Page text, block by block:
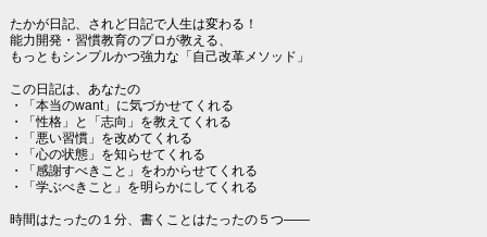
たかが日記、されど日記で人生は変わる！
能力開発・習慣教育のプロが教える、
もっともシンプルかつ強力な「自己改革メソッド」
この日記は、あなたの
・「本当のwant」に気づかせてくれる
・「性格」と「志向」を教えてくれる
・「悪い習慣」を改めてくれる
・「心の状態」を知らせてくれる
・「感謝すべきこと」をわからせてくれる
・「学ぶべきこと」を明らかにしてくれる
時間はたったの１分、書くことはたったの５つ――